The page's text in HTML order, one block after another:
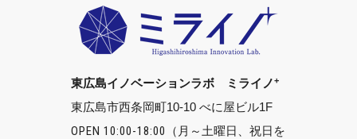
東広島イノベーションラボ ミライノ+
東広島市西条岡町10-10 べに屋ビル1F
OPEN 10:00-18:00
（月～土曜日、祝日を